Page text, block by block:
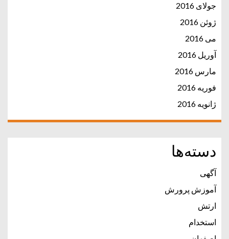
جولای 2016
ژوئن 2016
می 2016
آوریل 2016
مارس 2016
فوریه 2016
ژانویه 2016
دسته‌ها
آگهی
آموزش پرورش
ارتش
استخدام